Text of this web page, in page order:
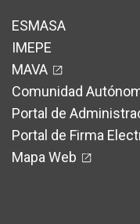
ESMASA
IMEPE
MAVA
Comunidad
Portal de
Portal de Firma
Mapa Web